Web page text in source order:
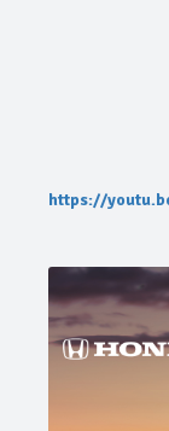
https://